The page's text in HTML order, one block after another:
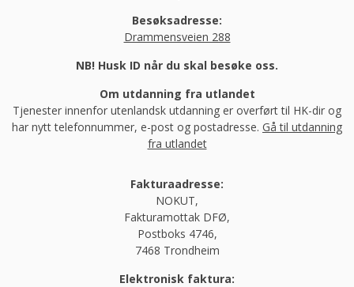
Besøksadresse:
Drammensveien 288
NB! Husk ID når du skal besøke oss.
Om utdanning fra utlandet
Tjenester innenfor utenlandsk utdanning er overført til HK-dir og
har nytt telefonnummer, e-post og postadresse. Gå til utdanning
fra utlandet
Fakturaadresse:
NOKUT,
Fakturamottak DFØ,
Postboks 4746,
7468 Trondheim
Elektronisk faktura: